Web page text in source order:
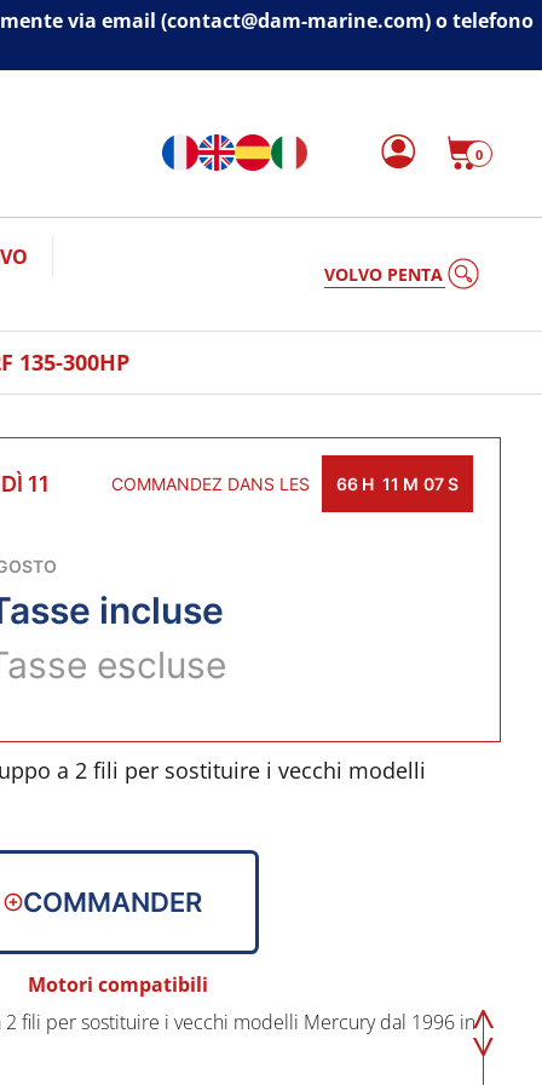
via email (contact@dam-marine.com) o telefono
0
VOLV
135-300HP
11
COMMANDEZ DANS LES 66 H 11 M 07S
incluse
escluse
a 2 fili per sostituire i vecchi modelli
200 CV
a 3 fili mediante l'uso del kit di
COMMANDER
Motori compatibili
fili per sostituire i vecchi modelli Mercury dal 1996 in